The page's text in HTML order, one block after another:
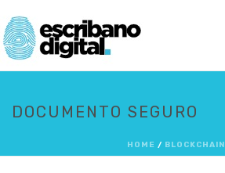
DOCUMENTO SEGURO
HOME / BLOCKCHAIN